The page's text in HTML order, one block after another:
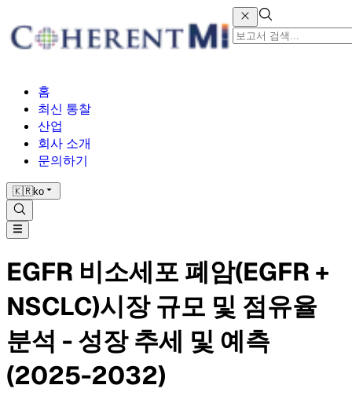
홈
최신 통찰
산업
회사 소개
문의하기
🇰🇷ko
EGFR 비소세포 폐암(EGFR +
NSCLC)시장 규모 및 점유율
분석 - 성장 추세 및 예측
(2025-2032)